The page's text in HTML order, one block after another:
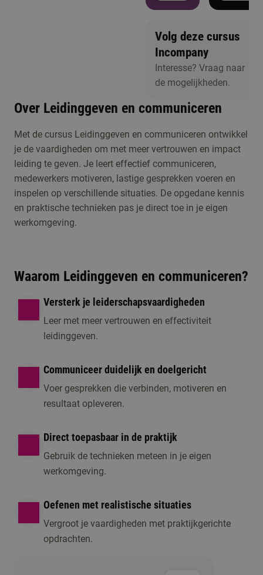
Volg deze cursus
Incompany
Interesse? Vraag naar
de mogelijkheden.
Studiekeuzeactiviteiten
Er zijn op dit
moment geen
activiteiten
gepland. Wil je
toch graag
dan contact met
Over Leidinggeven en communiceren
Met de cursus Leidinggeven en communiceren ontwikkel
je de vaardigheden om met meer vertrouwen en impact
leiding te geven. Je leert effectief communiceren,
medewerkers motiveren, lastige gesprekken voeren en
inspelen op verschillende situaties. De opgedane kennis
en praktische technieken pas je direct toe in je eigen
werkomgeving.
Waarom Leidinggeven en communiceren?
Versterk je leiderschapsvaardigheden
Leer met meer vertrouwen en effectiviteit
leidinggeven.
Communiceer duidelijk en doelgericht
Voer gesprekken die verbinden, motiveren en
resultaat opleveren.
Direct toepasbaar in de praktijk
Gebruik de technieken meteen in je eigen
werkomgeving.
Oefenen met realistische situaties
Vergroot je vaardigheden met praktijkgerichte
opdrachten.